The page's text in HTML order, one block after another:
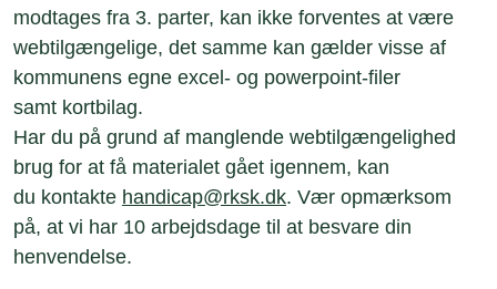
modtages fra 3. parter, kan ikke forventes at være
webtilgængelige, det samme kan gælder visse af
kommunens egne excel- og powerpoint-filer
samt kortbilag.
Har du på grund af manglende webtilgængelighed
brug for at få materialet gået igennem, kan
du kontakte handicap@rksk.dk. Vær opmærksom
på, at vi har 10 arbejdsdage til at besvare din
henvendelse.